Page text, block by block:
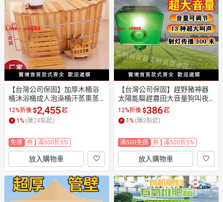
【台灣公司保固】加厚木桶浴
桶沐浴桶成人泡澡桶汗蒸熏蒸
桶浴缸浴盆實木質
12%折後$2,455起
1% (賺24點起)
免運 券 滿500折5%
放入購物車
【台灣公司保固】趕野豬神器
太陽能驅趕農田大音量狗叫夜
間驅獸長續航爆閃燈報警器
12%折後$386起
1% (賺3點起)
滿500免運 券 滿500折5%
放入購物車